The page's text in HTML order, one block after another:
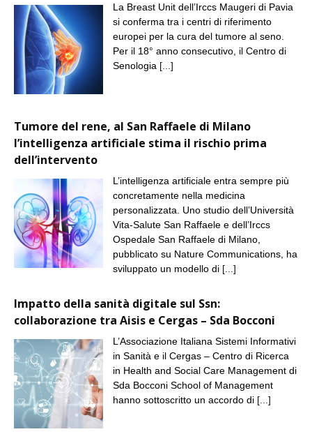
La Breast Unit dell’Irccs Maugeri di Pavia
si conferma tra i centri di riferimento
europei per la cura del tumore al seno.
Per il 18° anno consecutivo, il Centro di
Senologia [...]
Tumore del rene, al San Raffaele di Milano
l’intelligenza artificiale stima il rischio prima
dell’intervento
L’intelligenza artificiale entra sempre più
concretamente nella medicina
personalizzata. Uno studio dell’Università
Vita-Salute San Raffaele e dell’Irccs
Ospedale San Raffaele di Milano,
pubblicato su Nature Communications, ha
sviluppato un modello di [...]
Impatto della sanità digitale sul Ssn:
collaborazione tra Aisis e Cergas – Sda Bocconi
L’Associazione Italiana Sistemi Informativi
in Sanità e il Cergas – Centro di Ricerca
in Health and Social Care Management di
Sda Bocconi School of Management
hanno sottoscritto un accordo di [...]